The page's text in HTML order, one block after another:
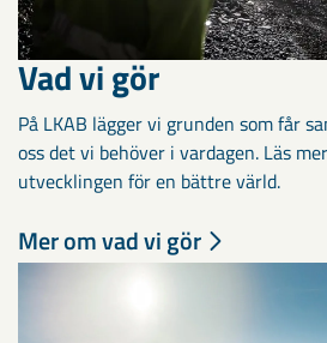
Vad vi gör
På LKAB lägger vi grunden som får
oss det vi behöver i vardagen. Läs
utvecklingen för en bättre värld.
Mer om vad vi gör